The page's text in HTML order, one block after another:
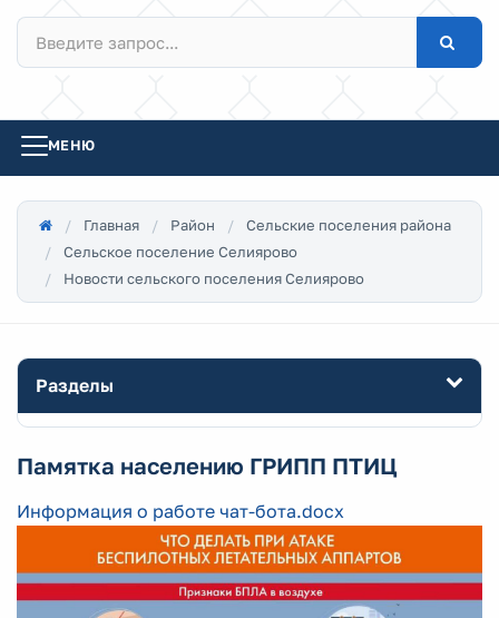
МЕНЮ
Главная Район
Сельские поселения района
Сельское поселение Селиярово
Новости сельского поселения Селиярово
Разделы
Памятка населению ГРИПП ПТИЦ
Информация о работе чат-бота.docx